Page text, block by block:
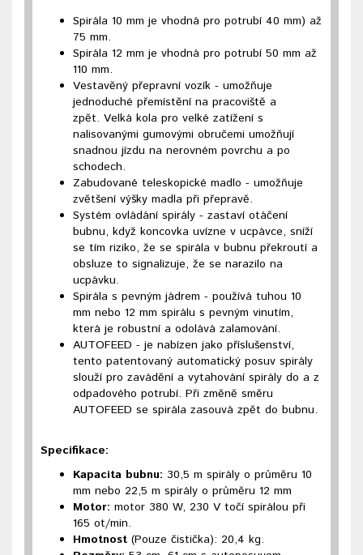
Spirála 10 mm je vhodná pro potrubí 40 mm) až
75 mm.
Spirála 12 mm je vhodná pro potrubí 50 mm až
110 mm.
Vestavěný přepravní vozík - umožňuje
jednoduché přemístění na pracoviště a
zpět. Velká kola pro velké zatížení s
nalisovanými gumovými obručemi umožňují
snadnou jízdu na nerovném povrchu a po
schodech.
Zabudované teleskopické madlo - umožňuje
zvětšení výšky madla při přepravě.
Systém ovládání spirály - zastaví otáčení
bubnu, když koncovka uvízne v ucpávce, sníží
se tím riziko, že se spirála v bubnu překroutí a
obsluze to signalizuje, že se narazilo na
ucpávku.
Spirála s pevným jádrem - používá tuhou 10
mm nebo 12 mm spirálu s pevným vinutím,
která je robustní a odolává zalamování.
AUTOFEED - je nabízen jako příslušenství,
tento patentovaný automatický posuv spirály
slouží pro zavádění a vytahování spirály do a z
odpadového potrubí. Při změně směru
AUTOFEED se spirála zasouvá zpět do bubnu.
Specifikace:
Kapacita bubnu: 30,5 m spirály o průměru 10
mm nebo 22,5 m spirály o průměru 12 mm
Motor: motor 380 W, 230 V točí spirálou při
165 ot/min.
Hmotnost (Pouze čistička): 20,4 kg.